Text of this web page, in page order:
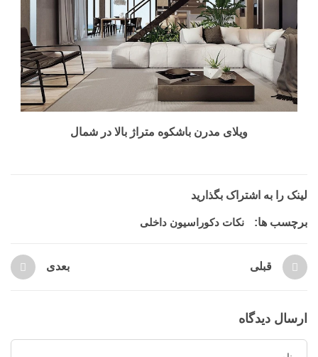
ویلای مدرن باشکوه متراژ بالا در شمال
لینک را به اشتراک بگذارید
برچسب ها: نکات دکوراسیون داخلی
قبلی بعدی
ارسال دیدگاه